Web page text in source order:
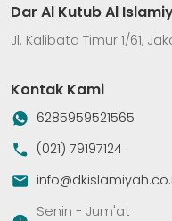
Dar Al Kutub Al
Jl. Kalibata Timur 1/61,
Kontak Kami
6285959521565
(021) 79197124
Senin - Jum'at